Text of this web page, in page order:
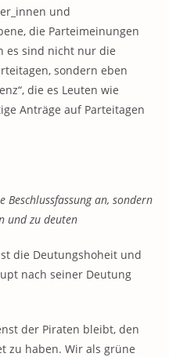
und
die Parteimeinungen
es sind nicht nur die
sondern eben
die es Leuten wie
Anträge auf Parteitagen
an, sondern
und zu deuten
die Deutungshoheit und
nach seiner Deutung
der Piraten bleibt, den
zu haben. Wir als grüne